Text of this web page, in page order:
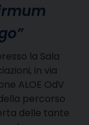
la Sala
in via
ALOE OdV
percorso
delle tante